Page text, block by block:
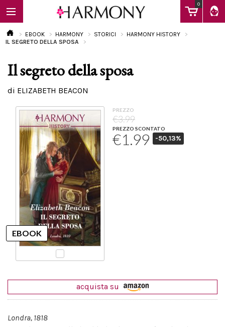
0
EBOOK
Calendario
EBOOK HARMONY STORICI
HARMONY HISTORY
IL SEGRETO DELLA SPOSA
Il segreto della sposa
di ELIZABETH BEACON
PREZZO
€3.99
PREZZO SCONTATO
€1.99 -50,13%
acquista su
Londra, 1818